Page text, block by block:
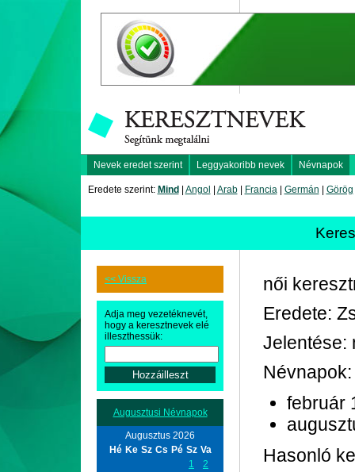
Nevek eredet szerint Leggyakoribb nevek Névnapok
Eredete szerint: Mind Angol Arab| Francia| Germán Görög
<< Vissza
Adja meg vezetéknevét,
hogy a keresztnevek elé
illeszthessük:
Augusztusi Névnapok
Augusztus 2026
Hé Ke Sz Cs Pé Sz Va
1
2
női
Eredete:
Jelentése:
Névnapok:
február
Hasonló